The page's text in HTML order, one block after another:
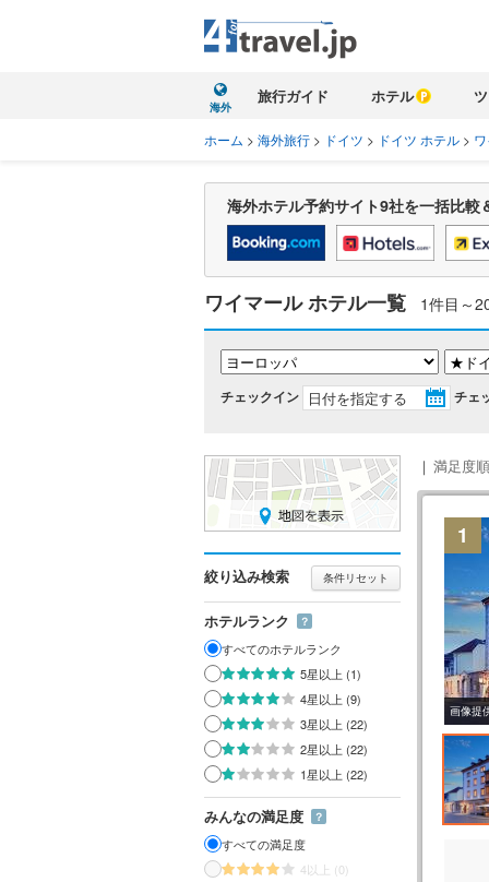
海外
旅行ガイド ホテル
ホーム > 海外旅行 > ドイツ > ドイツ ホテル >
海外ホテル予約サイト9社を一括比
ワイマール ホテル一覧 1件目～
チェックイン チェ
｜ 満足度順
1
画像提
絞り込み検索 条件リセット
ホテルランク ？
すべてのホテルランク
5星以上 (1)
4星以上 (9)
3星以上 (22)
2星以上 (22)
1星以上 (22)
みんなの満足度 ？
すべての満足度
4以上 (0)